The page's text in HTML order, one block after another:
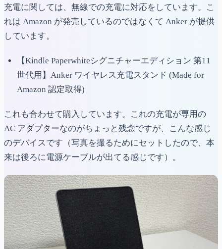
充電に関しては、無線での充電に対応をしています。こ
れは Amazon が発売しているのではなくて Anker が提供
しています。
【Kindle Paperwhiteシグニチャーエディション 第11
世代用】Anker ワイヤレス充電スタンド (Made for
Amazon 認定取得)
これも合わせて購入しています。これの充電が専用の
AC アダプターなのがちょっと残念ですが、こんな感じ
のデバイスです（写真を撮るためにセットしたので、本
来は後ろに電源ケーブルが出てる感じです）。